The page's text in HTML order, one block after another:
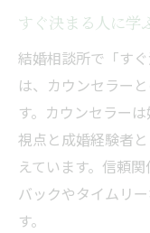
すぐ決まる人に学
結婚相談所で「す
は、カウンセラー
す。カウンセラー
視点と成婚経験者
えています。信頼
バックやタイムリ
す。